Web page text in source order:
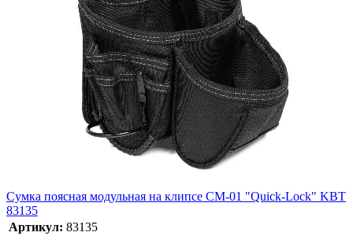
Сумка поясная модульная на клипсе СМ-01 "Quick-Lock" KBT
83135
Артикул: 83135